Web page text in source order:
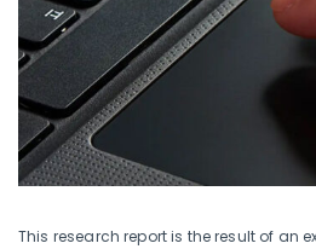
This research report is the result of an